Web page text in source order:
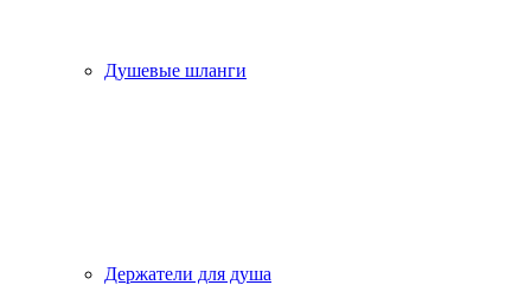
Душевые шланги
Держатели для душа